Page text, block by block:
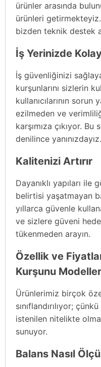
ürünler arasında
ürünleri
bizden teknik destek
İş Yerinizde
İş güvenliğinizi
kurşunlarını sizlerin
kullanıcılarının
ezilmeden ve
karşımıza çıkıyor.
denilince yanınızdayız.
Kalitenizi Artırır
Dayanıklı yapıları ile
belirtisi yaşatmayan
yıllarca güvenle
ve sizlere güveni
tükenmeden arayın.
Özellik ve
Kurşunu
Ürünlerimiz birçok
sınıflandırılıyor;
istenilen nitelikte
sunuyor.
Balans Nasıl